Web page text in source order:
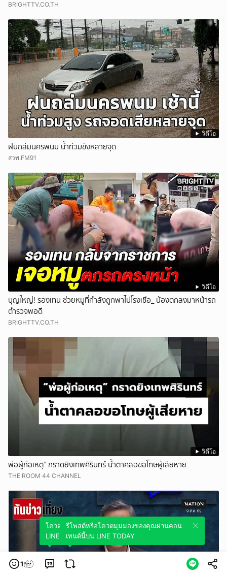
BRIGHTTV.CO.TH
วิดีโอ
ฝนถล่มนครพนม น้ำท่วมขังหลายจุด
สวพ.FM91
วิดีโอ
บุญใหญ่! รองเทน ช่วยหมูที่กำลังถูกพาไปโรงเชือ_ น้องตกลงมาหน้ารถ
ตำรวจพอดี
BRIGHTTV.CO.TH
วิดีโอ
พ่อผู้ก่อเหตุ” กราดยิงเทพศิรินทร์ น้ำตาคลอขอโทษผู้เสียหาย
THE ROOM 44 CHANNEL
1
โควตมุมมองของคุณผ่านคอนเทนต์นี้บน
LINE TODAY
รีโพสต์หรือโควตมุมมองของคุณผ่านคอน
เทนต์นี้บน LINE TODAY